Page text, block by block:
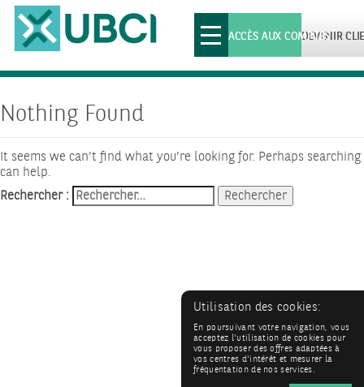
Toggle
navigationDEVENIR
ACCÈS AUX COMPTES
Nothing Found
It seems we can’t find what you’re looking for. Perhaps searching
can help.
Rechercher :
Utilisation des cookies:
En poursuivant votre navigation, vous
acceptez l'utilisation de cookies pour
vous proposer des offres adaptées à
vos centres d'intérêt et mesurer la
fréquentation de nos services.